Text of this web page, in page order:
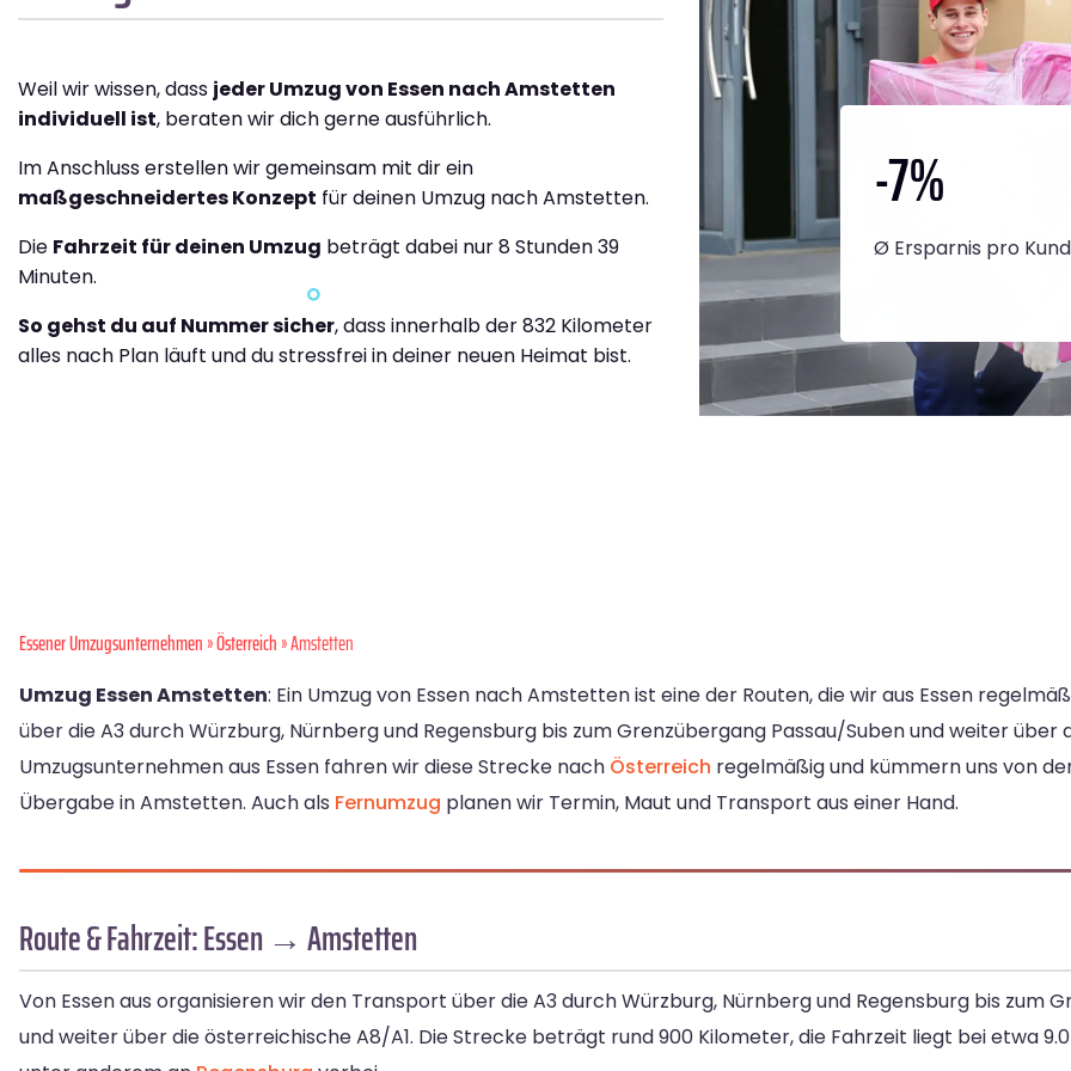
Weil wir wissen, dass jeder Umzug von Essen nach Amstetten
individuell ist, beraten wir dich gerne ausführlich.
Im Anschluss erstellen wir gemeinsam mit dir ein
maßgeschneidertes Konzept für deinen Umzug nach Amstetten.
Die Fahrzeit für deinen Umzug beträgt dabei nur 8 Stunden 39
Minuten.
So gehst du auf Nummer sicher, dass innerhalb der 832 Kilometer
alles nach Plan läuft und du stressfrei in deiner neuen Heimat bist.
-7%
Ø Ersparnis pro
Essener Umzugsunternehmen»Österreich» Amstetten
Umzug Essen Amstetten: Ein Umzug von Essen nach Amstetten ist eine der Routen, die wir aus Essen
über die A3 durch Würzburg, Nürnberg und Regensburg bis zum Grenzübergang Passau/Suben und weiter über
Umzugsunternehmen aus Essen fahren wir diese Strecke nach Österreich regelmäßig und kümmern uns von
Übergabe in Amstetten. Auch als Fernumzug planen wir Termin, Maut und Transport aus einer Hand.
Route & Fahrzeit: Essen → Amstetten
Von Essen aus organisieren wir den Transport über die A3 durch Würzburg, Nürnberg und Regensburg bis zum
und weiter über die österreichische A8/A1. Die Strecke beträgt rund 900 Kilometer, die Fahrzeit liegt bei etwa